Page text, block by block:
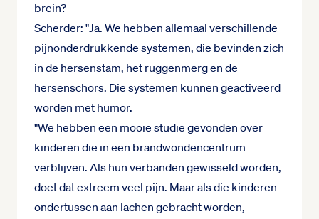
brein?
Scherder: "Ja. We hebben allemaal verschillende
pijnonderdrukkende systemen, die bevinden zich
in de hersenstam, het ruggenmerg en de
hersenschors. Die systemen kunnen geactiveerd
worden met humor.
"We hebben een mooie studie gevonden over
kinderen die in een brandwondencentrum
verblijven. Als hun verbanden gewisseld worden,
doet dat extreem veel pijn. Maar als die kinderen
ondertussen aan lachen gebracht worden,